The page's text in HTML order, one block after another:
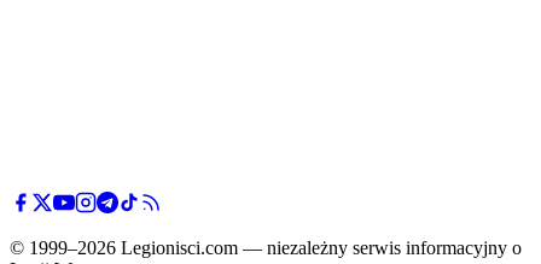
© 1999–2026 Legionisci.com — niezależny serwis informacyjny o